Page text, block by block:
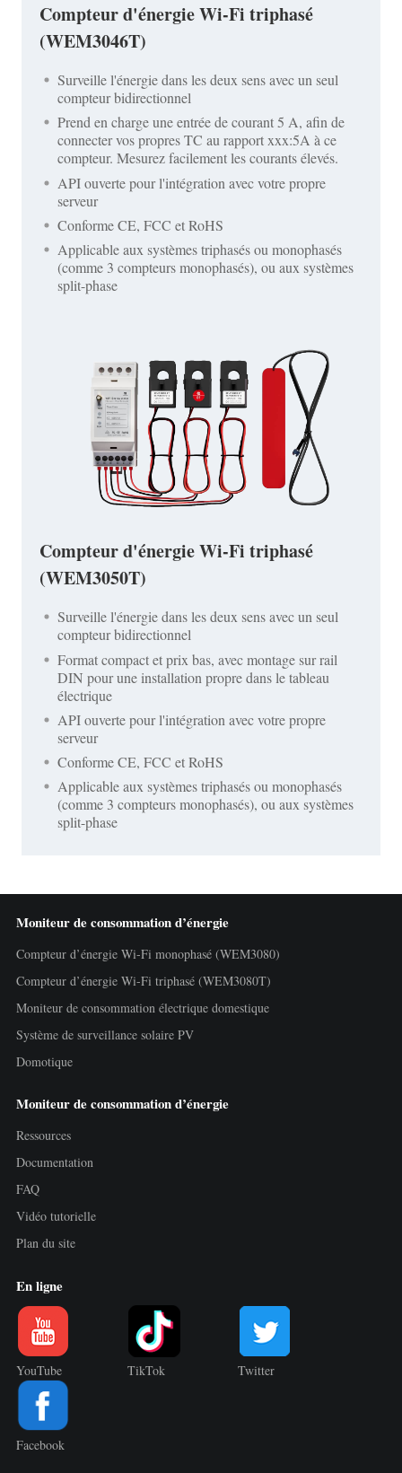
Compteur d'énergie Wi-Fi triphasé
(WEM3046T)
Surveille l'énergie dans les deux sens avec un seul
compteur bidirectionnel
Prend en charge une entrée de courant 5 A, afin de
connecter vos propres TC au rapport xxx:5A à ce
compteur. Mesurez facilement les courants élevés.
API ouverte pour l'intégration avec votre propre
serveur
Conforme CE, FCC et RoHS
Applicable aux systèmes triphasés ou monophasés
(comme 3 compteurs monophasés), ou aux systèmes
split-phase
Compteur d'énergie Wi-Fi triphasé
(WEM3050T)
Surveille l'énergie dans les deux sens avec un seul
compteur bidirectionnel
Format compact et prix bas, avec montage sur rail
DIN pour une installation propre dans le tableau
électrique
API ouverte pour l'intégration avec votre propre
serveur
Conforme CE, FCC et RoHS
Applicable aux systèmes triphasés ou monophasés
(comme 3 compteurs monophasés), ou aux systèmes
split-phase
Moniteur de consommation d’énergie
Compteur d’énergie Wi-Fi monophasé (WEM3080)
Compteur d’énergie Wi-Fi triphasé (WEM3080T)
Moniteur de consommation électrique domestique
Système de surveillance solaire PV
Domotique
Moniteur de consommation d’énergie
Ressources
Documentation
FAQ
Vidéo tutorielle
Plan du site
En ligne
YouTube TikTok Twitter
Facebook